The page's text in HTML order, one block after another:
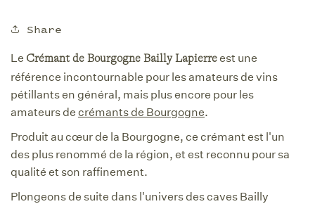
Share
Le Crémant de Bourgogne Bailly Lapierreest une
référence incontournable pour les amateurs de vins
pétillants en général, mais plus encore pour les
amateurs decrémants de Bourgogne.
Produit au cœur de la Bourgogne, ce crémant est l'un
des plus renommé de la région, et est reconnu pour sa
qualité et son raffinement.
Plongeons de suite dans l'univers des caves Bailly